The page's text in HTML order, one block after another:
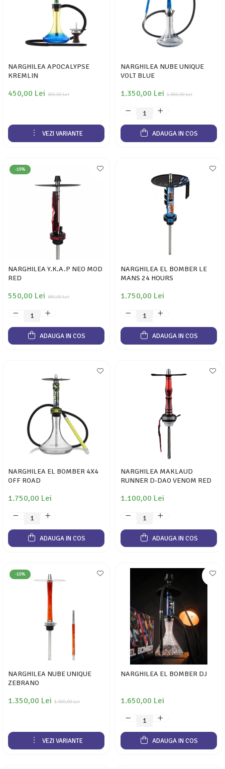
NARGHILEA APOCALYPSE
KREMLIN
600,00 Lei
450,00 Lei
VEZI VARIANTE
NARGHILEA NUBE UNIQUE
VOLT BLUE
1.500,00 Lei
1.350,00 Lei
ADAUGA IN COS
-19%
NARGHILEA Y.K.A.P NEO MOD
RED
680,00 Lei
550,00 Lei
ADAUGA IN COS
NARGHILEA EL BOMBER LE
MANS 24 HOURS
1.750,00 Lei
ADAUGA IN COS
NARGHILEA EL BOMBER 4X4
OFF ROAD
1.750,00 Lei
ADAUGA IN COS
NARGHILEA MAKLAUD
RUNNER D-DAO VENOM RED
1.100,00 Lei
ADAUGA IN COS
-10%
NARGHILEA NUBE UNIQUE
ZEBRANO
1.500,00 Lei
1.350,00 Lei
VEZI VARIANTE
NARGHILEA EL BOMBER DJ
1.650,00 Lei
ADAUGA IN COS